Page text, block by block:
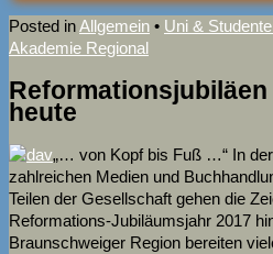
Posted inAllgemein • Uni &
Akademie Regional
Reformationsjubiläen
heute
„… von Kopf bis Fuß …“ In
zahlreichen Medien und
Teilen der Gesellschaft gehen die
Reformations-Jubiläumsjahr 2017
Braunschweiger Region bereiten